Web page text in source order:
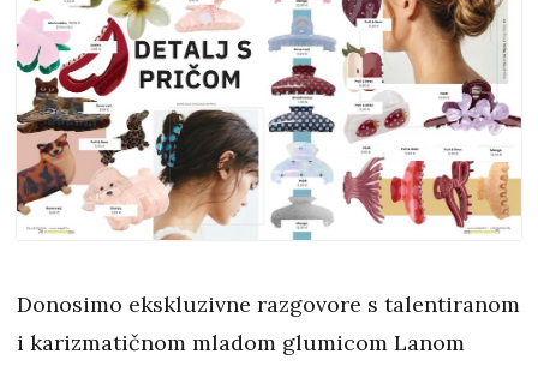
Donosimo ekskluzivne razgovore s talentiranom
i karizmatičnom mladom glumicom Lanom